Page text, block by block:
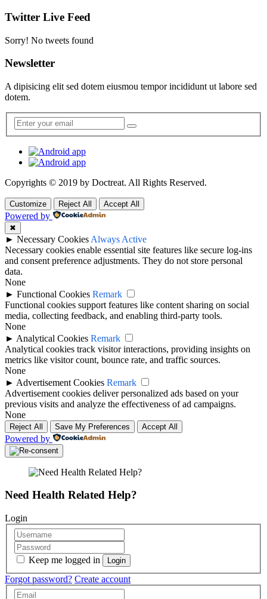
Twitter Live Feed
Sorry! No tweets found
Newsletter
A dipisicing elit sed dotem eiusmou tempor incididunt ut labore sed
dotem.
Copyrights © 2019 by Doctreat. All Rights Reserved.
Customize Reject All Accept All
Powered by
✖
► Necessary Cookies Always Active
Necessary cookies enable essential site features like secure log-ins
and consent preference adjustments. They do not store personal
data.
None
► Functional Cookies Remark
Functional cookies support features like content sharing on social
media, collecting feedback, and enabling third-party tools.
None
► Analytical Cookies Remark
Analytical cookies track visitor interactions, providing insights on
metrics like visitor count, bounce rate, and traffic sources.
None
► Advertisement Cookies Remark
Advertisement cookies deliver personalized ads based on your
previous visits and analyze the effectiveness of ad campaigns.
None
Reject All Save My Preferences Accept All
Powered by
Need Health Related Help?
Login
Keep me logged in
Forgot password? Create account